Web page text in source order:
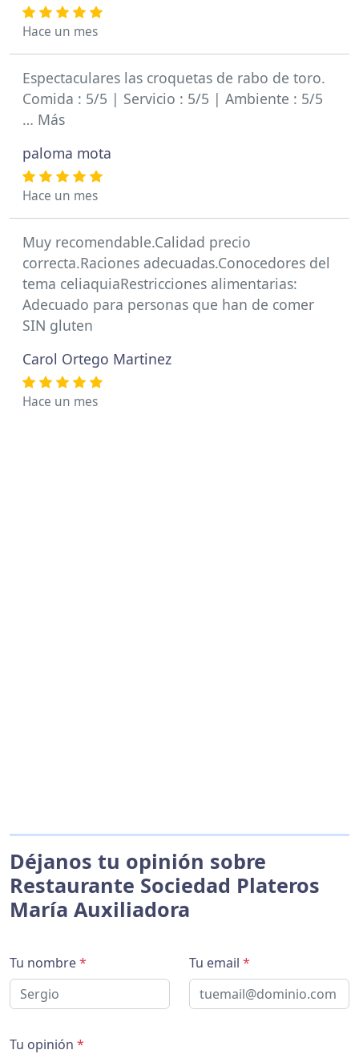
Hace un mes
Espectaculares las croquetas de rabo de toro.
Comida : 5/5 | Servicio : 5/5 | Ambiente : 5/5
… Más
paloma mota
Hace un mes
Muy recomendable.Calidad precio
correcta.Raciones adecuadas.Conocedores del
tema celiaquiaRestricciones alimentarias:
Adecuado para personas que han de comer
SIN gluten
Carol Ortego Martinez
Hace un mes
Déjanos tu opinión sobre
Restaurante Sociedad Plateros
María Auxiliadora
Tu nombre* Tu email *
Tu opinión *